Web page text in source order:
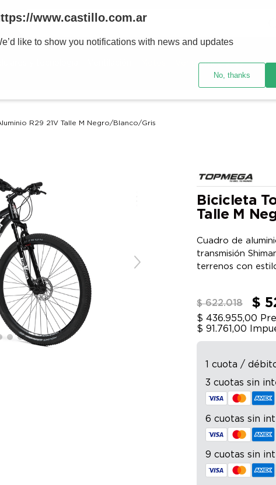
Buscar
Ver promociones
R29 21V Talle M Negro/Blanco/Gris
Bicicleta
Talle M
Cuadro de
transmisión
terrenos con
$ 622.018 $
$ 436.955,00
$ 91.761,00
1 cuota /
3 cuotas sin
6 cuotas sin
9 cuotas sin
7.
aire acondicionado
8
9.
moto
10. sommier
www.castillo.com.ar
like to show you notifications with news and updates
No, thanks